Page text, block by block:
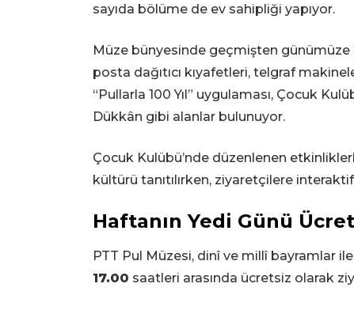
sayıda bölüme de ev sahipliği yapıyor.
Müze bünyesinde geçmişten
posta dağıtıcı kıyafetleri, telgraf
“Pullarla 100 Yıl” uygulaması, Çocuk
Dükkân gibi alanlar bulunuyor.
Çocuk Kulübü’nde düzenlenen
kültürü tanıtılırken, ziyaretçilere
Haftanın Yedi Günü
PTT Pul Müzesi, dinî ve millî bayramlar
17.00 saatleri arasında ücretsiz olarak